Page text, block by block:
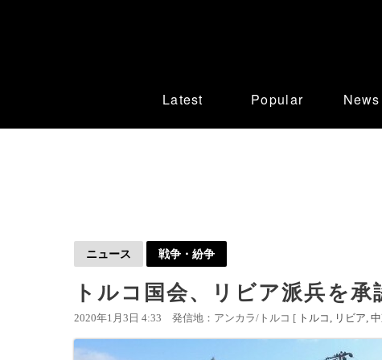
Latest Popular News
ニュース 戦争・紛争
トルコ国会、リビア派兵を
2020年1月3日 4:33 発信地：アンカラ/トルコ [ トルコ リビア